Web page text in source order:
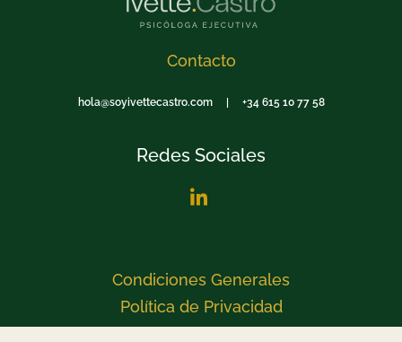
Contacto
hola@soyivettecastro.com | +34 615 10 77 58
Redes Sociales
Condiciones Generales
Política de Privacidad